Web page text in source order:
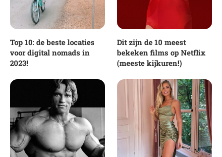
Top 10: de beste locaties
voor digital nomads in
2023!
Dit zijn de 10 meest
bekeken films op Netflix
(meeste kijkuren!)